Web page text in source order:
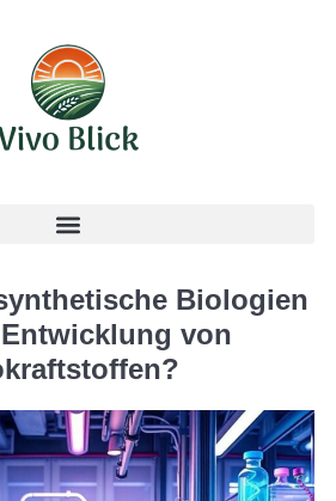
Biologien
von